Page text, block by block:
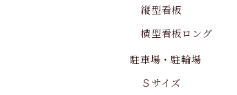
縦型看板
横型看板ロング
駐車場・駐輪場
Ｓサイズ